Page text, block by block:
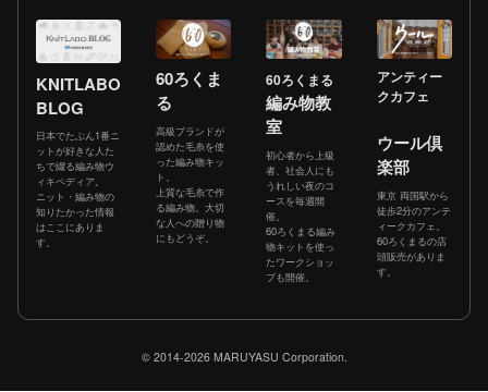
KNITLABO
BLOG
日本でたぶん1番ニ
ットが好きな人た
ちで綴る編み物ウ
ィキペディア。
ニット・編み物の
知りたかった情報
はここにありま
す。
60ろくま
る
高級ブランドが
認めた毛糸を使
った編み物キッ
ト。
上質な毛糸で作
る編み物。大切
な人への贈り物
にもどうぞ。
60ろくまる
編み物教
室
初心者から上級
者、社会人にも
うれしい夜のコ
ースを毎週開
催。
60ろくまる編み
物キットを使っ
たワークショッ
プも開催。
アンティー
クカフェ
ウール倶
楽部
東京 両国駅から
徒歩2分のアンテ
ィークカフェ。
60ろくまるの店
頭販売がありま
す。
© 2014-2026 MARUYASU Corporation.